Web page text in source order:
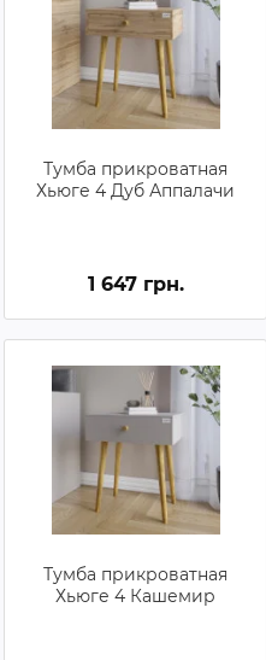
Тумба прикроватная
Хьюге 4 Дуб Аппалачи
1 647 грн.
Тумба прикроватная
Хьюге 4 Кашемир